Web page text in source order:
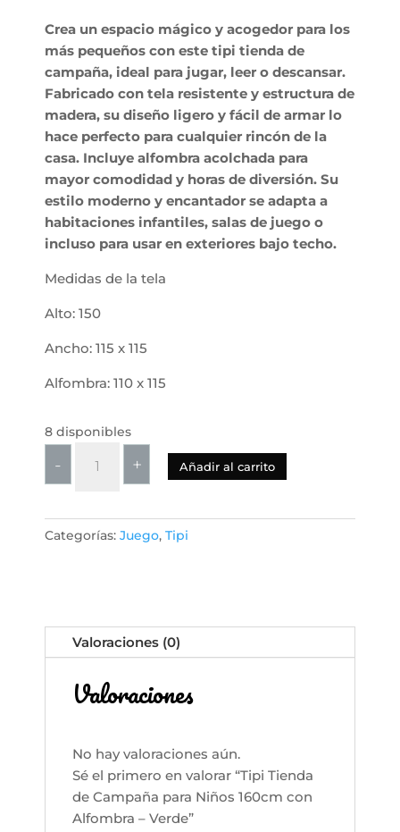
Crea un espacio mágico y acogedor para los
más pequeños con este tipi tienda de
campaña, ideal para jugar, leer o descansar.
Fabricado con tela resistente y estructura de
madera, su diseño ligero y fácil de armar lo
hace perfecto para cualquier rincón de la
casa. Incluye alfombra acolchada para
mayor comodidad y horas de diversión. Su
estilo moderno y encantador se adapta a
habitaciones infantiles, salas de juego o
incluso para usar en exteriores bajo techo.
Medidas de la tela
Alto: 150
Ancho: 115 x 115
Alfombra: 110 x 115
8 disponibles
-
Tienda
Campaña
para
Alfombra
-
cantidad
+ Añadir al carrito
Categorías: Juego, Tipi
Valoraciones (0)
Valoraciones
No hay valoraciones aún.
Sé el primero en valorar “Tipi Tienda
de Campaña para Niños 160cm con
Alfombra – Verde”